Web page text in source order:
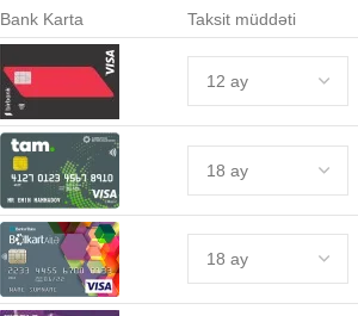
Bank Karta Taksit müddəti